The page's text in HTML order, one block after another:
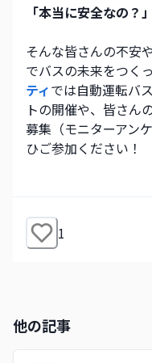
「本当に安全なの？
そんな皆さんの不安
でバスの未来をつく
ティでは自動運転バ
トの開催や、皆さん
募集（モニターアン
ひご参加ください！
1
他の記事